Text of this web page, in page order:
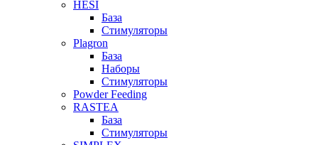
HESI
База
Стимуляторы
Plagron
База
Наборы
Стимуляторы
Powder Feeding
RASTEA
База
Стимуляторы